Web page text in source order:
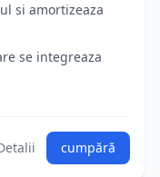
si amortizeaza
se integreaza
cumpără